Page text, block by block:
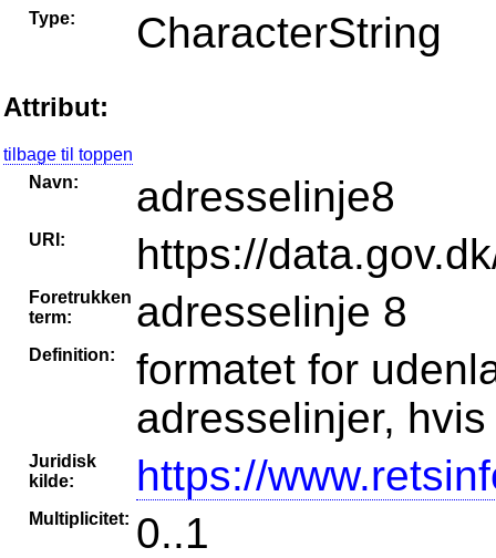
Type: CharacterString
Attribut:
tilbage til toppen
Navn:
adresselinje8
URI: https://
Foretrukken
term:
adresselinje 8
Definition:
formatet for
adresselinjer,
Juridisk
kilde:
https://
Multiplicitet: 0..1